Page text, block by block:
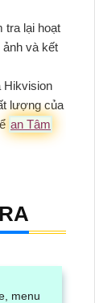
tra lại hoạt
và kết
Hikvision
lượng của
an Tâm